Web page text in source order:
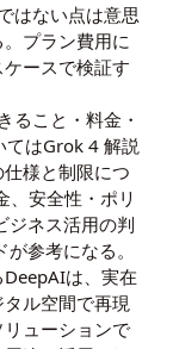
はない点は意思
プラン費用に
ースで検証す
ること・料金・
てはGrok 4 解説
様と制限につ
、安全性・ポリ
ジネス活用の判
が参考になる。
は、実在
ル空間で再現
ューションで